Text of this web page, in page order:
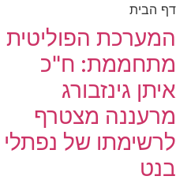
דף הבית
המערכת הפוליטית
מתחממת: ח"כ
איתן גינזבורג
מרעננה מצטרף
לרשימתו של נפתלי
בנט